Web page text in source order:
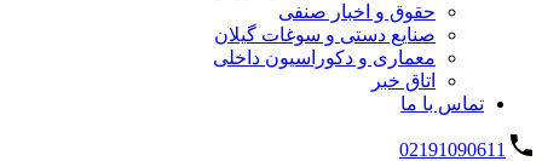
حقوق و اخبار صنفی
صنایع دستی و سوغات گیلان
معماری و دکوراسیون داخلی
اتاق خبر
تماس با ما
02191090611